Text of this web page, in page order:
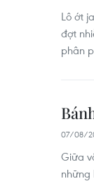
Lô ớt
đợt
phân
07/08/
Giữa
những